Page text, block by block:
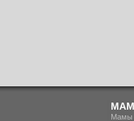
Мамы